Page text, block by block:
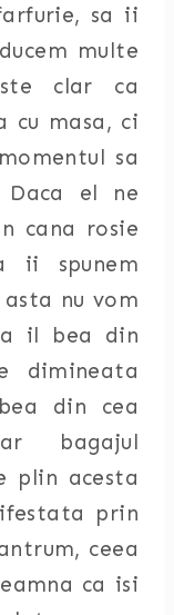
sa ii
multe
clar ca
cu masa, ci
sa
el ne
cana rosie
ii spunem
nu vom
il bea din
dimineata
din cea
bagajul
plin acesta
prin
ceea
ca isi